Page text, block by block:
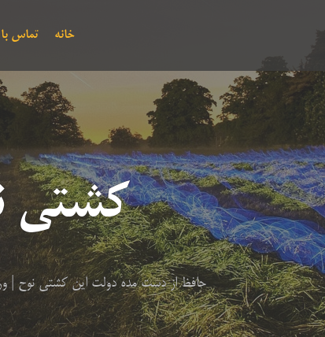
خانه تماس با
کشتی
حافظ از دست مده دولت این کشتی نوح |